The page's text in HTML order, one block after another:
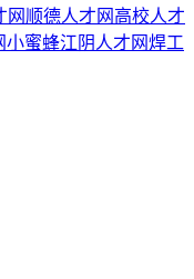
网 顺德人才网 高校人才
小蜜蜂江阴人才网焊工